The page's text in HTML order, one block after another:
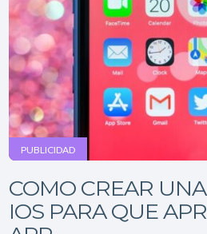
PUBLICIDAD
COMO CREAR
IOS PARA QUE